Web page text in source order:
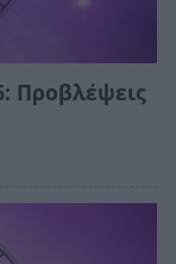
Προβλέψεις